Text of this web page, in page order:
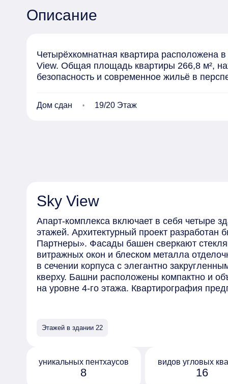
Описание
Четырёхкомнатная квартира расположена
View. Общая площадь квартиры 266,8 м²,
безопасность и современное жильё в
Дом сдан 19/20 Этаж
Sky View
Апарт-комплекса включает в себя четыре
этажей. Архитектурный проект
Партнеры». Фасады башен сверкают
витражных окон и блеском металла
в сечении корпуса с элегантно
кверху. Башни расположены компактно и
на уровне 4-го этажа. Квартирография
предчистовой отделки. Все окна в проекте
Входные группы и холлы будут отделаны
«HSE DESIGN LAB». На эксплуатируемой
Этажей в здании 22
8
уникальных пентхаусов
16
видов угловых